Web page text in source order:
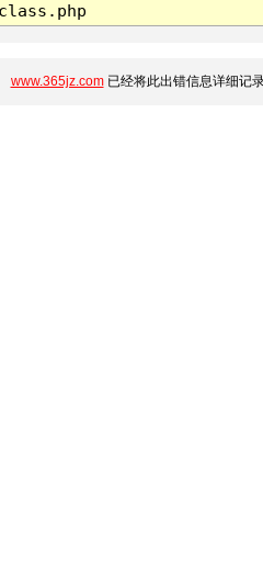
www.365jz.com已经将此出错信息详细记